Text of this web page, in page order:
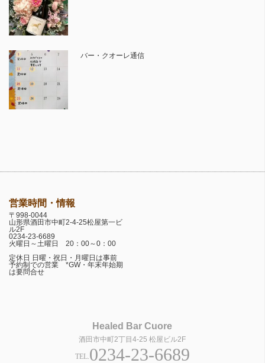
バー・クオーレ通信
営業時間・情報
〒998-0044
山形県酒田市中町2-4-25松屋第一ビ
ル2F
0234-23-6689
火曜日～土曜日 20：00～0：00
定休日 日曜・祝日・月曜日は事前
予約制での営業 *GW・年末年始期
は要問合せ
Healed Bar Cuore
酒田市中町2丁目4-25 松屋ビル2F
TEL.0234-23-6689